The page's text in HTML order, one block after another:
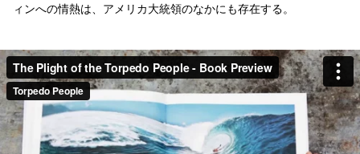
ィンへの情熱は、アメリカ大統領のなかにも存在する。